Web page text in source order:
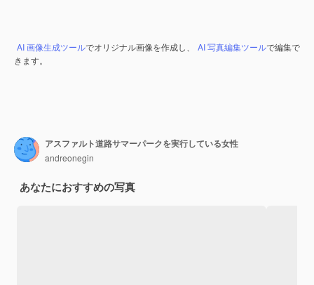
AI 画像生成ツールでオリジナル画像を作成し、 AI 写真編集ツールで編集で
きます。
アスファルト道路サマーパークを実行している女性
andreonegin
あなたにおすすめの写真